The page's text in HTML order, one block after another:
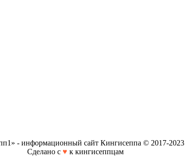
- информационный сайт Кингисеппа © 2017-2023
Сделано с ♥ к кингисеппцам